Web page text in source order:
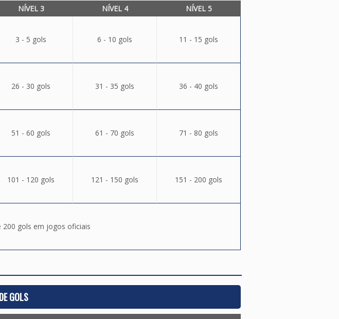
NÍVEL 3 NÍVEL 4 NÍVEL 5
3 - 5 gols 6 - 10 gols 11 - 15 gols
26 - 30 gols 31 - 35 gols 36 - 40 gols
51 - 60 gols 61 - 70 gols 71 - 80 gols
101 - 120 gols 121 - 150 gols 151 - 200 gols
200 gols em jogos oficiais
GOLS